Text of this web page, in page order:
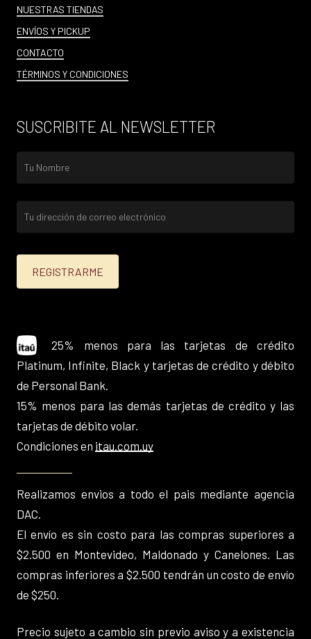
NUESTRAS TIENDAS
ENVÍOS Y PICKUP
CONTACTO
TÉRMINOS Y CONDICIONES
SUSCRIBITE AL NEWSLETTER
25% menos para las tarjetas de crédito
Platinum, Infinite, Black y tarjetas de crédito y débito
de Personal Bank.
15% menos para las demás tarjetas de crédito y las
tarjetas de débito volar.
Condiciones en itau.com.uy
Realizamos envios a todo el pais mediante agencia
DAC.
El envío es sin costo para las compras superiores a
$2.500 en Montevideo, Maldonado y Canelones. Las
compras inferiores a $2.500 tendrán un costo de envío
de $250.
Precio sujeto a cambio sin previo aviso y a existencia